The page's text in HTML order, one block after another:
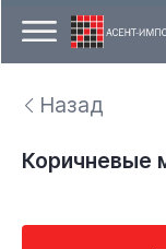
Назад
Коричневые